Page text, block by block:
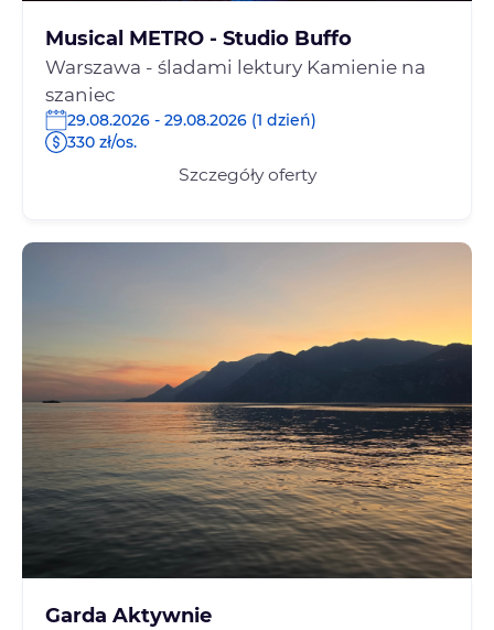
Musical METRO - Studio Buffo
Warszawa - śladami lektury Kamienie na
szaniec
29.08.2026 - 29.08.2026 (1 dzień)
330 zł/os.
Szczegóły oferty
Garda Aktywnie